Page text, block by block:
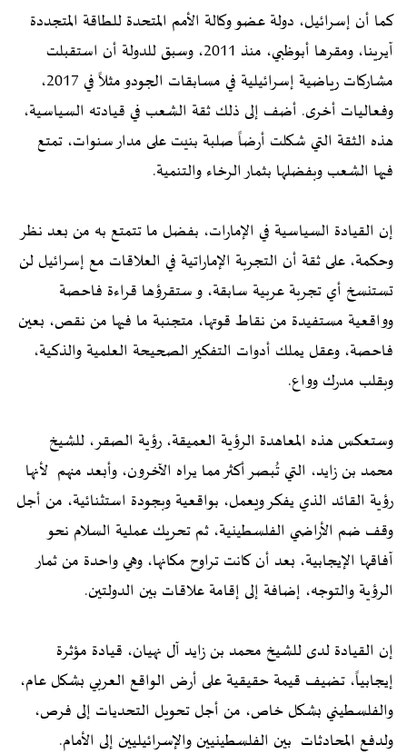
كما أن إسرائيل، دولة عضو وكالة الأمم المتحدة للطاقة المتجددة
آيرينا، ومقرها أبوظبي، منذ 2011، وسبق للدولة أن استقبلت
مشاركات رياضية إسرائيلية في مسابقات الجودو مثلاً في 2017،
وفعاليات أخرى. أضف إلى ذلك ثقة الشعب في قيادته السياسية،
هذه الثقة التي شكلت أرضاً صلبة بنيت على مدار سنوات، تمتع
فيها الشعب وبفضلها بثمار الرخاء والتنمية.
إن القيادة السياسية في الإمارات، بفضل ما تتمتع به من بعد نظر
وحكمة، على ثقة أن التجربة الإماراتية في العلاقات مع إسرائيل لن
تستنسخ أي تجربة عربية سابقة، و ستقرؤها قراءة فاحصة
وواقعية مستفيدة من نقاط قوتها، متجنبة ما فيها من نقص، بعين
فاحصة، وعقل يملك أدوات التفكير الصحيحة العلمية والذكية،
وبقلب مدرك وواع.
وستعكس هذه المعاهدة الرؤية العميقة، رؤية الصقر، للشيخ
محمد بن زايد، التي تُبصر أكثر مما يراه الآخرون، وأبعد منهم لأنها
رؤية القائد الذي يفكر ويعمل، بواقعية وبجودة استثنائية، من أجل
وقف ضم الأراضي الفلسطينية، ثم تحريك عملية السلام نحو
آفاقها الإيجابية، بعد أن كانت تراوح مكانها، وهي واحدة من ثمار
الرؤية والتوجه، إضافة إلى إقامة علاقات بين الدولتين.
إن القيادة لدى للشيخ محمد بن زايد آل نهيان، قيادة مؤثرة
إيجابياً، تضيف قيمة حقيقية على أرض الواقع العربي بشكل عام،
والفلسطيني بشكل خاص، من أجل تحويل التحديات إلى فرص،
ولدفع المحادثات بين الفلسطينيين والإسرائيليين إلى الأمام.